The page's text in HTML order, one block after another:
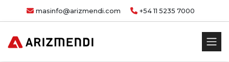
masinfo@arizmendi.com +54 11 5235 7000